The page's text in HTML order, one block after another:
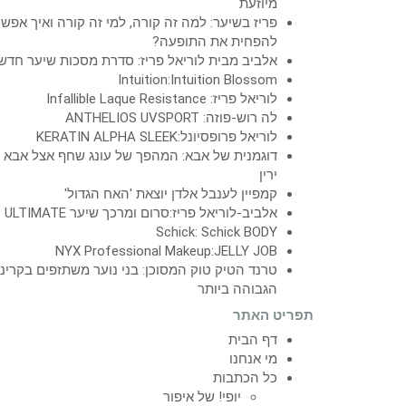
מיוזעת
פריז בשיער: למה זה קורה, למי זה קורה ואיך
להפחית את התופעה?
אלביב מבית לוריאל פריז: סדרת מסכות שיער
Intuition:Intuition Blossom
לוריאל פריז: Infallible Laque Resistance
לה רוש-פוזה: ANTHELIOS UVSPORT
לוריאל פרופסיונל:KERATIN ALPHA SLEEK
דוגמנית של אבא: המהפך של עונג שחף אצל אבא
ירין
קמפיין לענבל אלדן יוצאת 'האח הגדול'
אלביב-לוריאל פריז:סרום ומרכך שיער ULTIMATE
Schick: Schick BODY
NYX Professional Makeup:JELLY JOB
טרנד הטיק טוק המסוכן: בני נוער משתזפים
הגבוהה ביותר
תפריט האתר
דף הבית
מי אנחנו
כל הכתבות
יופי! של איפור